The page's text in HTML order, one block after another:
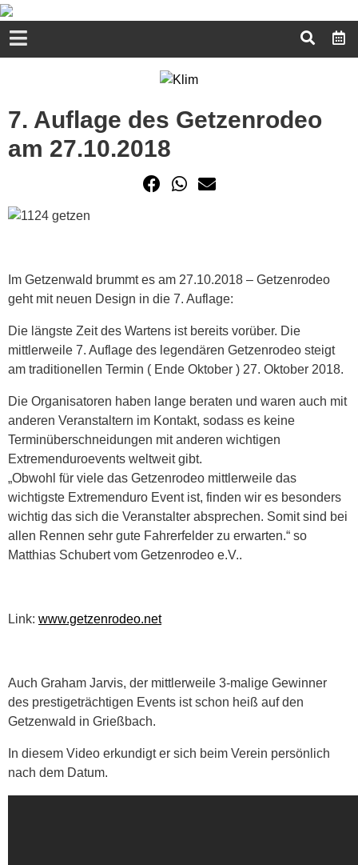
7. Auflage des Getzenrodeo
am 27.10.2018
Im Getzenwald brummt es am 27.10.2018 – Getzenrodeo
geht mit neuen Design in die 7. Auflage:
Die längste Zeit des Wartens ist bereits vorüber. Die
mittlerweile 7. Auflage des legendären Getzenrodeo steigt
am traditionellen Termin ( Ende Oktober ) 27. Oktober 2018.
Die Organisatoren haben lange beraten und waren auch mit
anderen Veranstaltern im Kontakt, sodass es keine
Terminüberschneidungen mit anderen wichtigen
Extremenduroevents weltweit gibt.
„Obwohl für viele das Getzenrodeo mittlerweile das
wichtigste Extremenduro Event ist, finden wir es besonders
wichtig das sich die Veranstalter absprechen. Somit sind bei
allen Rennen sehr gute Fahrerfelder zu erwarten.“ so
Matthias Schubert vom Getzenrodeo e.V..
Link: www.getzenrodeo.net
Auch Graham Jarvis, der mittlerweile 3-malige Gewinner
des prestigeträchtigen Events ist schon heiß auf den
Getzenwald in Grießbach.
In diesem Video erkundigt er sich beim Verein persönlich
nach dem Datum.